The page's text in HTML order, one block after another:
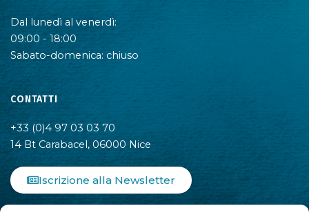
Dal lunedì al venerdì:
09:00 - 18:00
Sabato-domenica: chiuso
CONTATTI
+33 (0)4 97 03 03 70
14 Bt Carabacel, 06000 Nice
Iscrizione alla Newsletter